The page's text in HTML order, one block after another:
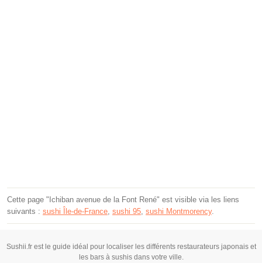
Cette page "Ichiban avenue de la Font René" est visible via les liens
suivants : sushi Île-de-France, sushi 95, sushi Montmorency.
Sushii.fr est le guide idéal pour localiser les différents restaurateurs japonais et
les bars à sushis dans votre ville.